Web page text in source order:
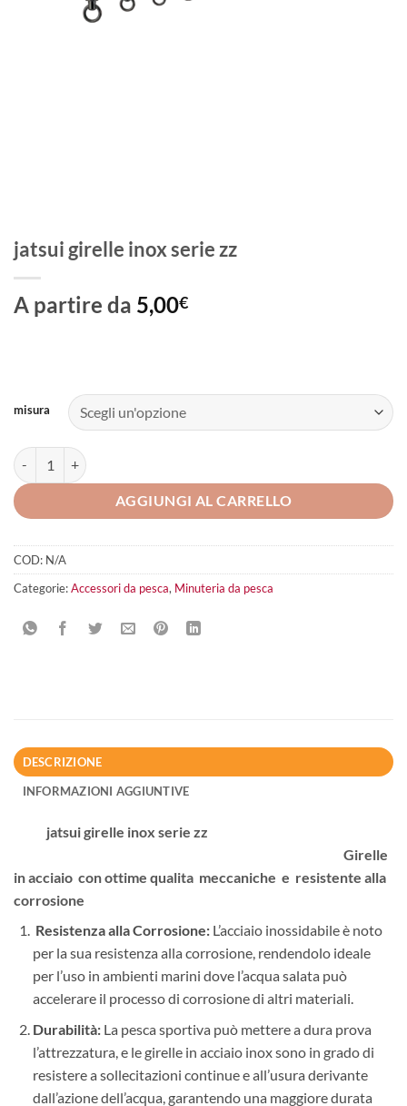
jatsui girelle inox serie zz
A partire da 5,00€
misura
jatsui girelle inox serie zz quantità
AGGIUNGI AL CARRELLO
COD: N/A
Categorie:Accessori da pesca, Minuteria da pesca
DESCRIZIONE
INFORMAZIONI AGGIUNTIVE
jatsui girelle inox serie zz
Girelle
in acciaio con ottime qualita meccaniche e resistente alla
corrosione
Resistenza alla Corrosione:L’acciaio inossidabile è noto
per la sua resistenza alla corrosione, rendendolo ideale
per l’uso in ambienti marini dove l’acqua salata può
accelerare il processo di corrosione di altri materiali.
Durabilità:La pesca sportiva può mettere a dura prova
l’attrezzatura, e le girelle in acciaio inox sono in grado di
resistere a sollecitazioni continue e all’usura derivante
dall’azione dell’acqua, garantendo una maggiore durata